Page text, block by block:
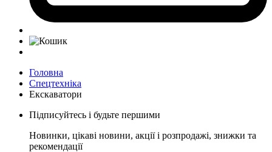
Головна
Спецтехніка
Екскаватори
Підписуйтесь і будьте першими
Новинки, цікаві новини, акції і розпродажі, знижки та
рекомендації